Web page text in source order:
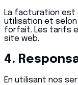
La facturation
utilisation et
forfait. Les tarifs
site web.
4.
En utilisant nos